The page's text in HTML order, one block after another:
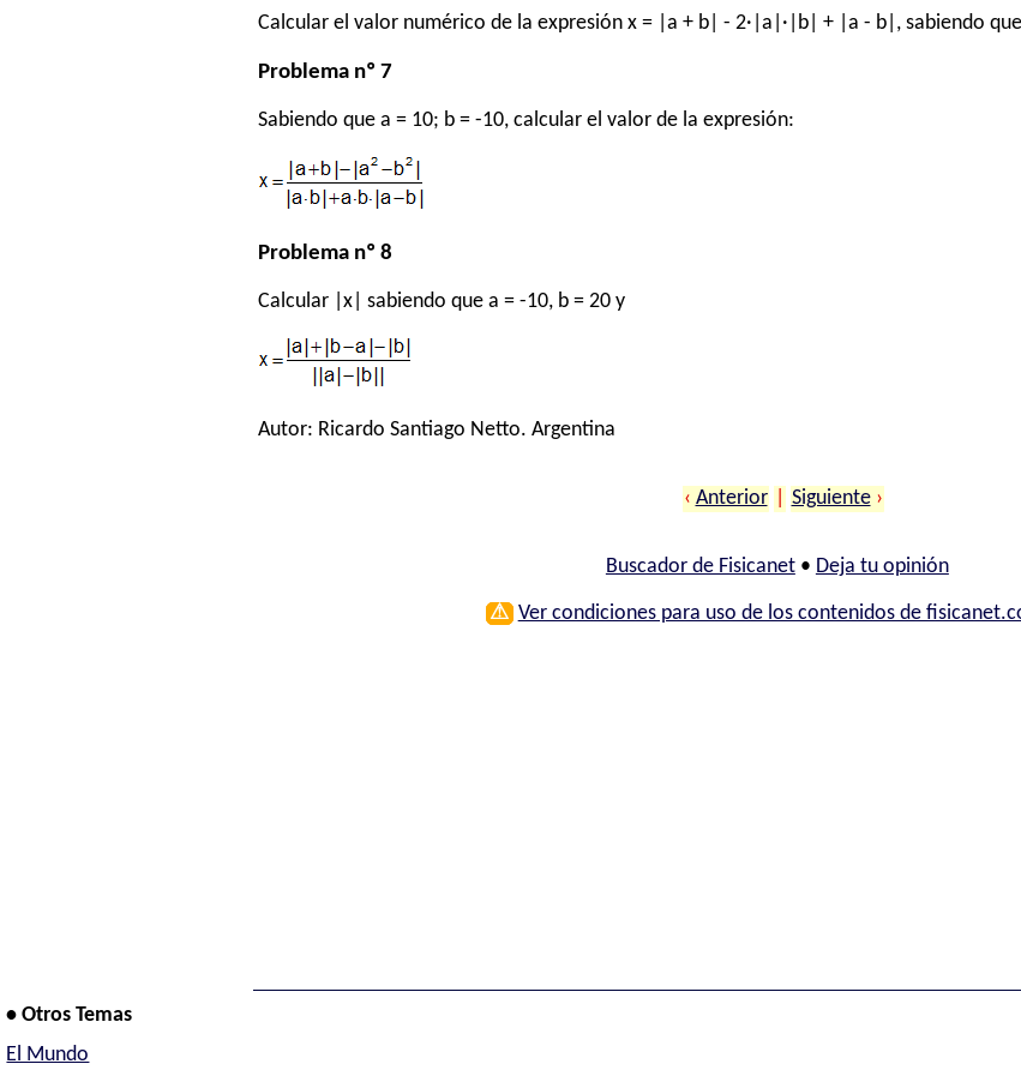
Calcular el valor numérico de la expresión x = |a + b| - 2·|a|·|b| + |a - b|, sabiendo que
Problema nº 7
Sabiendo que a = 10; b = -10, calcular el valor de la expresión:
Problema nº 8
Calcular |x| sabiendo que a = -10, b = 20 y
Autor: Ricardo Santiago Netto. Argentina
‹ Anterior Siguiente ›
Buscador de Fisicanet• Deja tu opinión
⚠ Ver condiciones para uso de los contenidos de
• Otros Temas
El Mundo